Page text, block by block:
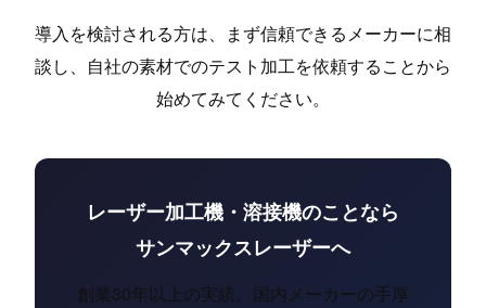
導入を検討される方は、まず信頼できるメーカーに相
談し、自社の素材でのテスト加工を依頼することから
始めてみてください。
レーザー加工機・溶接機のことなら
サンマックスレーザーへ
創業30年以上の実績。国内メーカーの手厚